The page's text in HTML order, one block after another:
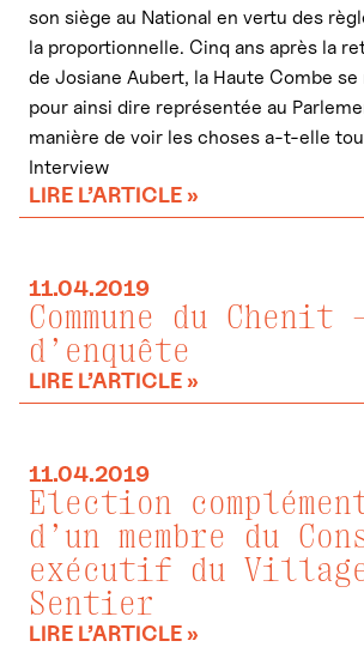
son siège au National en vertu des
la proportionnelle. Cinq ans après la
de Josiane Aubert, la Haute Combe
pour ainsi dire représentée au
manière de voir les choses a-t-elle
Interview
LIRE L’ARTICLE »
11.04.2019
Commune du Chenit
d’enquête
LIRE L’ARTICLE »
11.04.2019
Election
d’un membre du
exécutif du
Sentier
LIRE L’ARTICLE »